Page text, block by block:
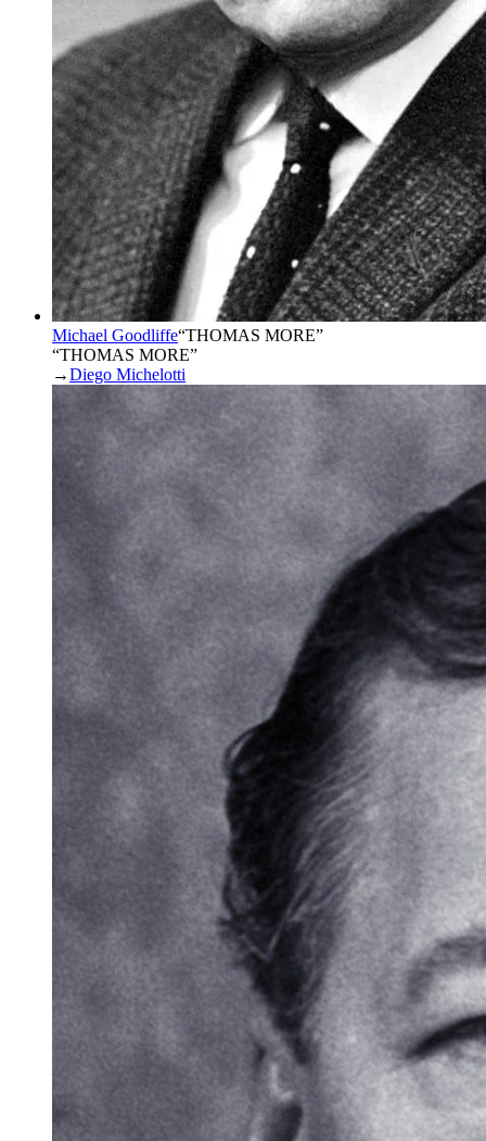
Michael Goodliffe“THOMAS MORE”
“THOMAS MORE”
→Diego Michelotti